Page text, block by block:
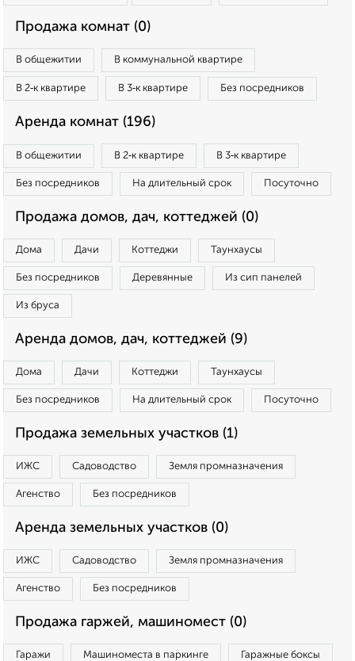
Продажа комнат (0)
В общежитии В коммунальной квартире
В 2‑к квартире В 3‑к квартире Без посредников
Аренда комнат (196)
В общежитии В 2‑к квартире В 3‑к квартире
Без посредников На длительный срок Посуточно
Продажа домов, дач, коттеджей (0)
Дома Дачи Коттеджи Таунхаусы
Без посредников Деревянные Из сип панелей
Из бруса
Аренда домов, дач, коттеджей (9)
Дома Дачи Коттеджи Таунхаусы
Без посредников На длительный срок Посуточно
Продажа земельных участков (1)
ИЖС Садоводство Земля промназначения
Агенство Без посредников
Аренда земельных участков (0)
ИЖС Садоводство Земля промназначения
Агенство Без посредников
Продажа гаржей, машиномест (0)
Гаражи Машиноместа в паркинге Гаражные боксы